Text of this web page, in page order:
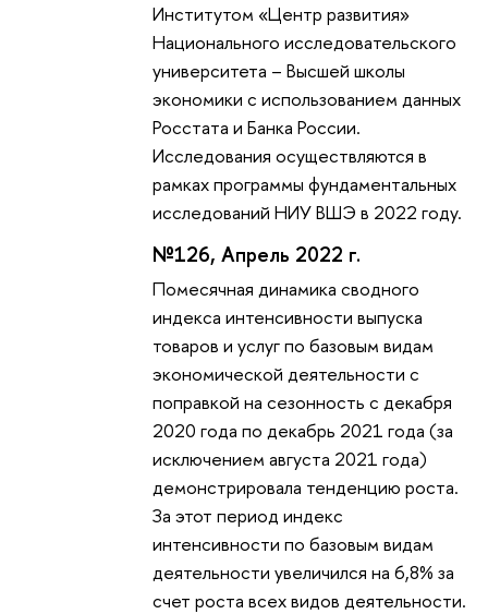
Институтом «Центр развития»
Национального исследовательского
университета – Высшей школы
экономики с использованием данных
Росстата и Банка России.
Исследования осуществляются в
рамках программы фундаментальных
исследований НИУ ВШЭ в 2022 году.
№126, Апрель 2022 г.
Помесячная динамика сводного
индекса интенсивности выпуска
товаров и услуг по базовым видам
экономической деятельности с
поправкой на сезонность с декабря
2020 года по декабрь 2021 года (за
исключением августа 2021 года)
демонстрировала тенденцию роста.
За этот период индекс
интенсивности по базовым видам
деятельности увеличился на 6,8% за
счет роста всех видов деятельности.